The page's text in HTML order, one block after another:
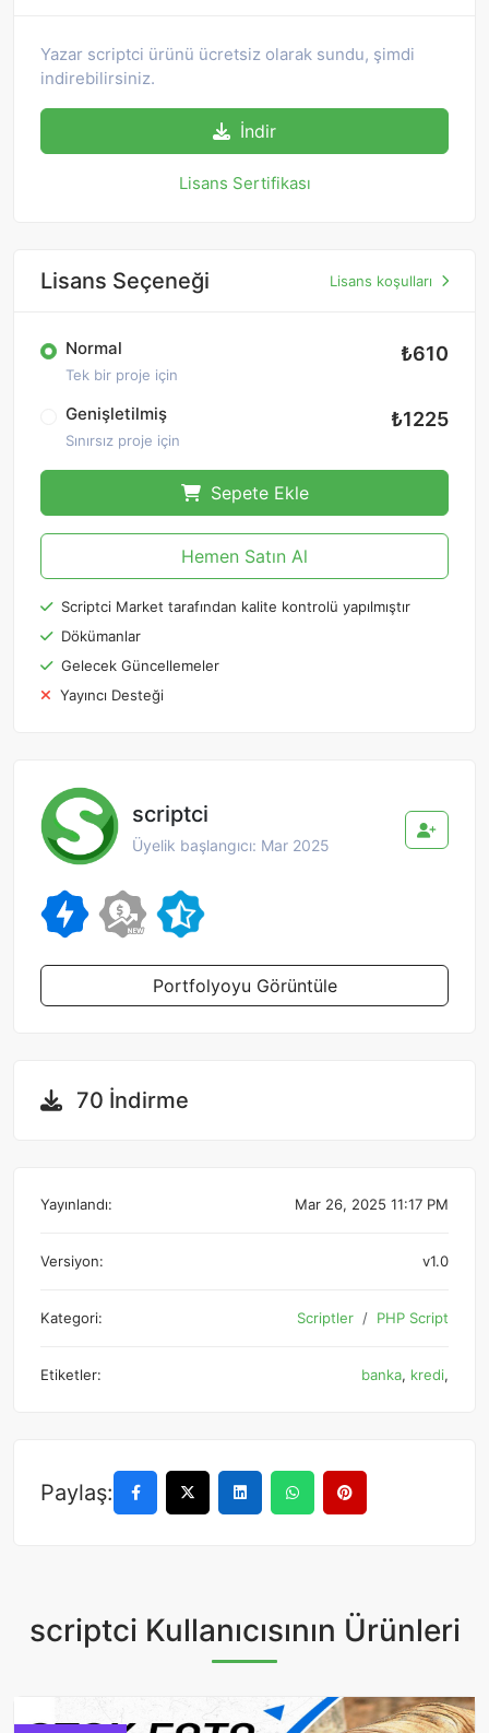
Yazar scriptci ürünü ücretsiz olarak sundu, şimdi
indirebilirsiniz.
İndir
Lisans Sertifikası
Lisans Seçeneği Lisans koşulları
Normal
Tek bir proje için
₺610
Genişletilmiş
Sınırsız proje için
₺1225
Sepete Ekle
Hemen Satın Al
Scriptci Market tarafından kalite kontrolü yapılmıştır
Dökümanlar
Gelecek Güncellemeler
Yayıncı Desteği
scriptci
Üyelik başlangıcı: Mar 2025
Portfolyoyu Görüntüle
70 İndirme
Yayınlandı: Mar 26, 2025 11:17 PM
Versiyon: v1.0
Kategori: Scriptler PHP Script
Etiketler: banka, kredi,
Paylaş:
scriptci Kullanıcısının Ürünleri